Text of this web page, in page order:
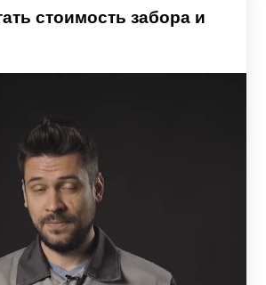
дольше, нежели дерево или
мм до 1,5 мм и имеет следующие
из кирпичных опор и жалюзи
долговечностью и
стоимость забора и